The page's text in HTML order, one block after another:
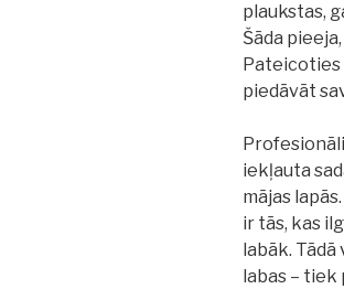
plaukstas,
Šāda
Pateicoties
piedāvāt
iekļauta
mājas
ir tās, kas
labāk.
labas –